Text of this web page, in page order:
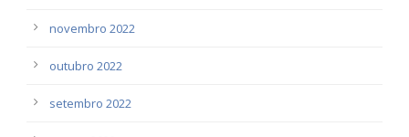
novembro 2022
outubro 2022
setembro 2022